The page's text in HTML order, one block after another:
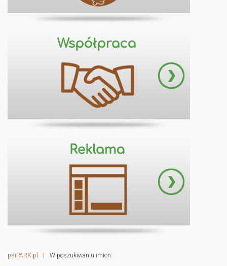
psiPARK.pl | W poszukiwaniu imion